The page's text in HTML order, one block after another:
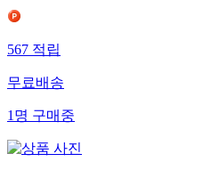
567적립
무료배송
1명구매중